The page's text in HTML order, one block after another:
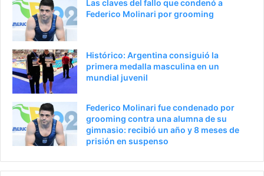
o
i
Las claves del fallo que condenó a
Federico Molinari por grooming
Histórico: Argentina consiguió la
primera medalla masculina en un
mundial juvenil
Federico Molinari fue condenado por
grooming contra una alumna de su
gimnasio: recibió un año y 8 meses de
prisión en suspenso